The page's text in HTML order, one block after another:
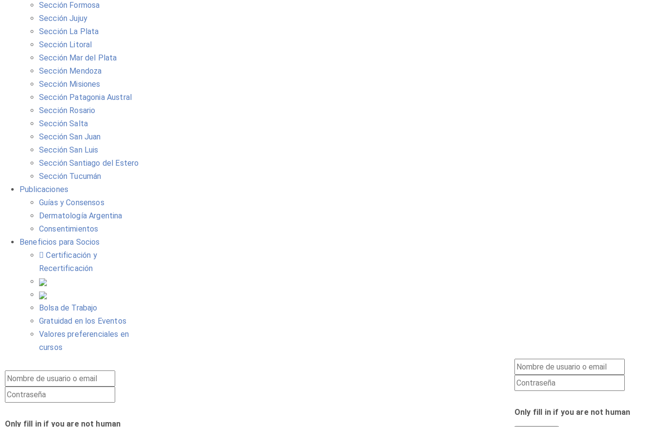
Sección Formosa
Sección Jujuy
Sección La Plata
Sección Litoral
Sección Mar del Plata
Sección Mendoza
Sección Misiones
Sección Patagonia Austral
Sección Rosario
Sección Salta
Sección San Juan
Sección San Luis
Sección Santiago del Estero
Sección Tucumán
Publicaciones
Guías y Consensos
Dermatología Argentina
Consentimientos
Beneficios para Socios
Certificación y
Recertificación
Bolsa de Trabajo
Gratuidad en los Eventos
Valores preferenciales en
cursos
Only fill in if you are not human
Only fill in if you are not human